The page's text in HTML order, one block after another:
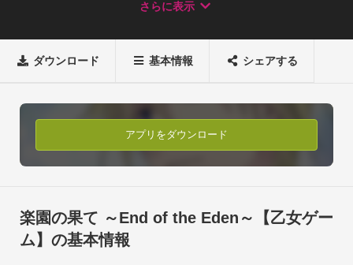
詳細：平凡な日常を過ごしている主人公の日常が、少しずつ狂
非日常的な存在の留学生。
優しい兄と親友達と過ごす日々が変わっていく。
疑惑と混乱の中、誰を信じればよいのか分からなくな
っていく主人公。
目の前に差し出された手を取るべきか否かを悩み、真
イラストレーターささきむつみの美麗キャラやイラストが織り
なす、オカルトサスペンス。一日に一話を読み進めることが出
来ます。
さらに表示
ダウンロード 基本情報 シェアする
アプリをダウンロード
楽園の果て ～End of the Eden～【乙女ゲー
ム】の基本情報